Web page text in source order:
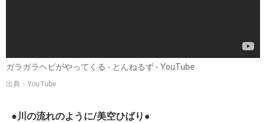
ガラガラヘビがやってくる - とんねるず - YouTube
出典：YouTube
●川の流れのように/美空ひばり●